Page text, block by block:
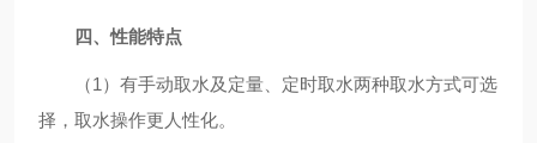
四、性能特点
（1）有手动取水及定量、定时取水两种取水方式可选
择，取水操作更人性化。